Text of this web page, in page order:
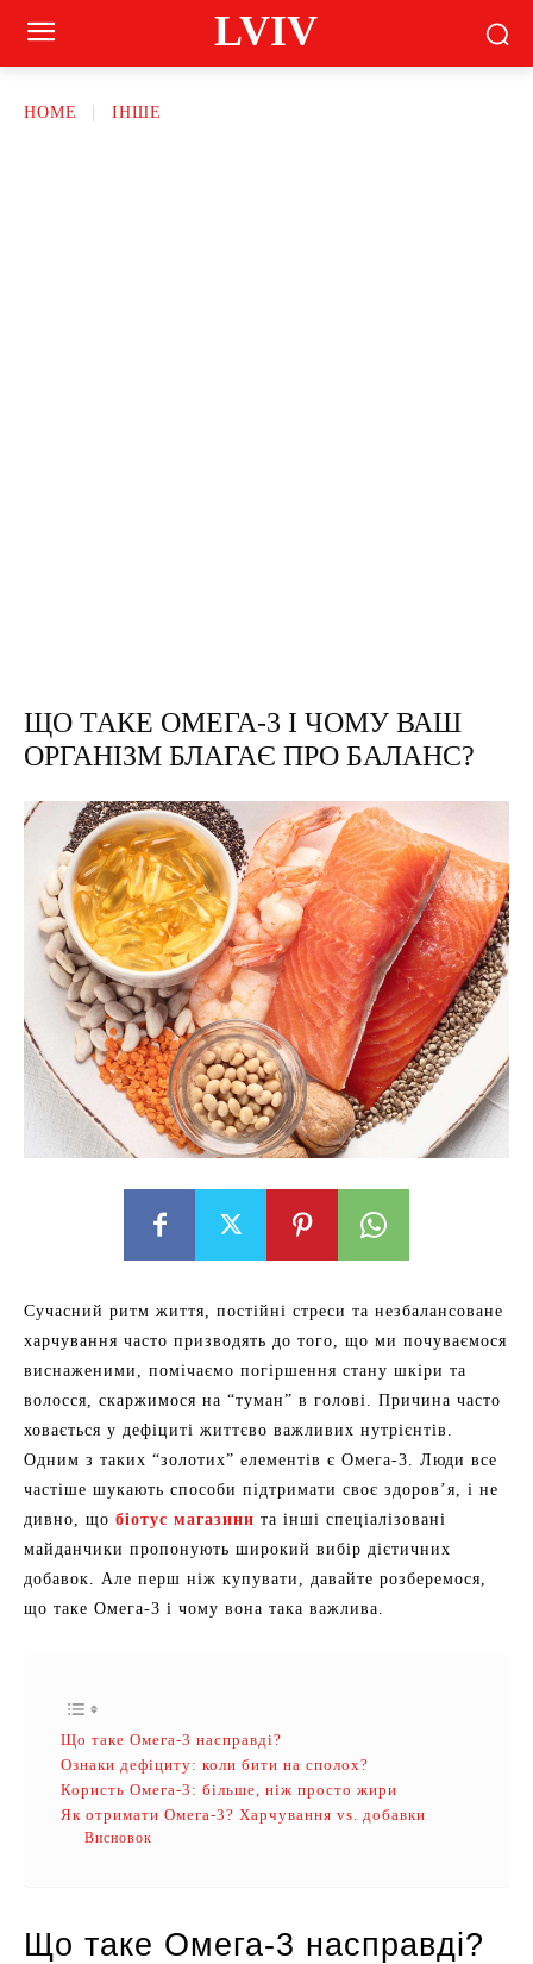
LVIV
HOME ІНШЕ
ЩО ТАКЕ ОМЕГА-3 І ЧОМУ ВАШ
ОРГАНІЗМ БЛАГАЄ ПРО БАЛАНС?
Сучасний ритм життя, постійні стреси та незбалансоване
харчування часто призводять до того, що ми почуваємося
виснаженими, помічаємо погіршення стану шкіри та
волосся, скаржимося на “туман” в голові. Причина часто
ховається у дефіциті життєво важливих нутрієнтів.
Одним з таких “золотих” елементів є Омега-3. Люди все
частіше шукають способи підтримати своє здоров’я, і не
дивно, що біотус магазини та інші спеціалізовані
майданчики пропонують широкий вибір дієтичних
добавок. Але перш ніж купувати, давайте розберемося,
що таке Омега-3 і чому вона така важлива.
Що таке Омега-3 насправді?
Ознаки дефіциту: коли бити на сполох?
Користь Омега-3: більше, ніж просто жири
Як отримати Омега-3? Харчування vs. добавки
Висновок
Що таке Омега-3 насправді?